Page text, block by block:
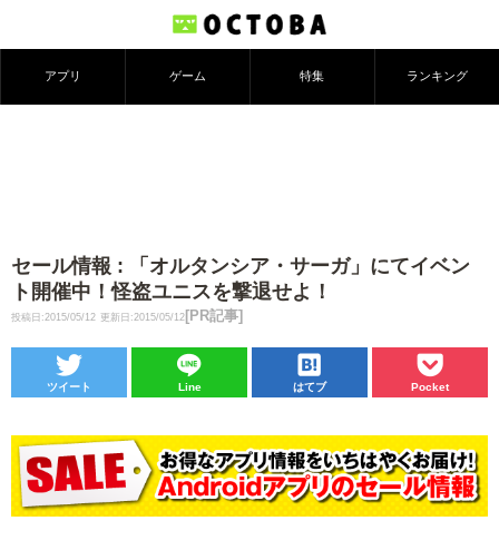
アプリ ゲーム 特集 ランキング
セール情報 : 「オルタンシア・サーガ」にてイベン
ト開催中！怪盗ユニスを撃退せよ！
投稿日:2015/05/12 更新日:2015/05/12 [PR記事]
ツイート Line はてブ Pocket